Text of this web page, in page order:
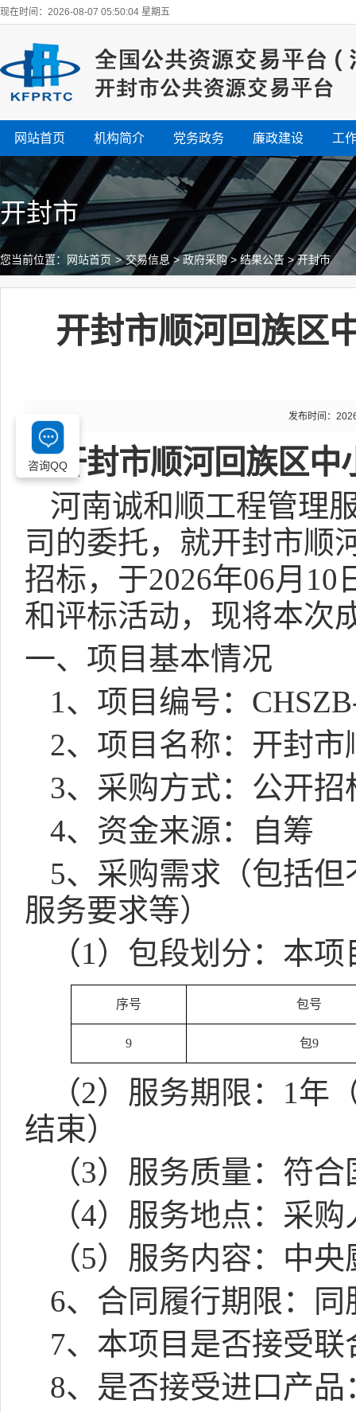
现在时间：2026-08-07 05:50:05 星期五
网站首页 机构简介 党务政务 廉政建设 工
开封市
您当前位置： 网站首页 > 交易信息 >政府采购>结果公告 >开封市
开封市顺河回族区
发布时间：
开封市顺河回族区中
河南诚和顺工程管理
司的委托，就开封市顺
招标，于2026年06月 10
和评标活动，现将本次
一、项目基本情况
1、项目编号：
2、项目名称：开封
3、采购方式：公开招
4、资金来源：自筹
5、采购需求（包括
服务要求等）
（1）包段划分：本项
序号 包号
9 包9
（2）服务期限： 1年
结束）
（3）服务质量：符
（4）服务地点：采购
（5）服务内容：中
6、合同履行期限：同
7、本项目是否接受
8、是否接受进口产品
咨询QQ